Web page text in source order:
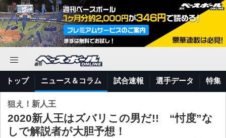
トップ ニュース＆コラム 試合速報 選手データ 特集
狙え！新人王
2020新人王はズバリこの男だ!! “忖度”な
しで解説者が大胆予想！